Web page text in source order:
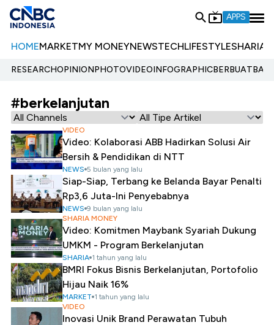
APPS
HOMEMARKETMY MONEYNEWSTECHLIFESTYLESHARIA
RESEARCHOPINIONPHOTOVIDEOINFOGRAPHIC
#berkelanjutan
VIDEO
Video: Kolaborasi ABB Hadirkan Solusi Air
Bersih & Pendidikan di NTT
NEWS 5 bulan yang lalu
Siap-Siap, Terbang ke Belanda Bayar Penalti
Rp3,6 Juta-Ini Penyebabnya
NEWS 9 bulan yang lalu
SHARIA MONEY
Video: Komitmen Maybank Syariah Dukung
UMKM - Program Berkelanjutan
SHARIA 1 tahun yang lalu
BMRI Fokus Bisnis Berkelanjutan, Portofolio
Hijau Naik 16%
MARKET 1 tahun yang lalu
VIDEO
Inovasi Unik Brand Perawatan Tubuh